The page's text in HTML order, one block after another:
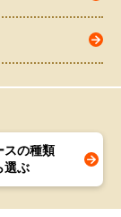
スの種類
選ぶ